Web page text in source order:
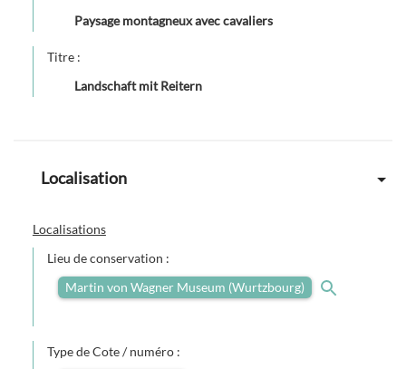
Paysage montagneux avec cavaliers
Titre :
Landschaft mit Reitern
Localisation
Localisations
Lieu de conservation :
Martin von Wagner Museum (Wurtzbourg)
Type de Cote / numéro :